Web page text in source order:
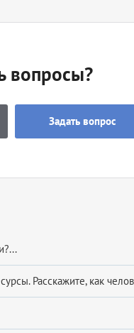
вопросы?
Задать вопрос
Расскажите, как